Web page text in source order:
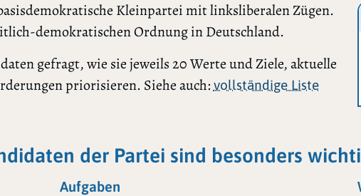
Kleinpartei mit linksliberalen Zügen.
demokratischen Ordnung in Deutschland.
gefragt, wie sie jeweils 20 Werte und Ziele, aktuelle
priorisieren. Siehe auch:vollständige Liste
der Partei sind besonders
Aufgaben